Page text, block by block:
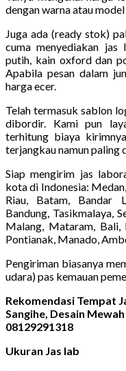
dengan warna atau
Juga ada (ready stok)
cuma menyediakan jas
putih, kain oxford dan
Apabila pesan dalam
harga ecer.
Telah termasuk sablon
dibordir. Kami pun
terhitung biaya
terjangkau namun paling
Siap mengirim jas
kota di Indonesia:
Riau, Batam, Bandar
Bandung, Tasikmalaya,
Malang, Mataram, Bali,
Pontianak, Manado,
Pengiriman biasanya
udara) pas kemauan
Rekomendasi Tempat
Sangihe, Desain
08129291318
Ukuran Jas lab